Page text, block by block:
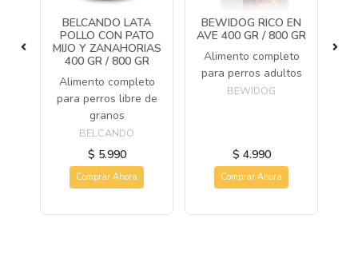
BELCANDO LATA
POLLO CON PATO
MIJO Y ZANAHORIAS
400 GR / 800 GR
Alimento completo
para perros libre de
granos
BELCANDO
$ 5.990
Comprar Ahora
BEWIDOG RICO EN
AVE 400 GR / 800 GR
Alimento completo
para perros adultos
BEWIDOG
$ 4.990
Comprar Ahora